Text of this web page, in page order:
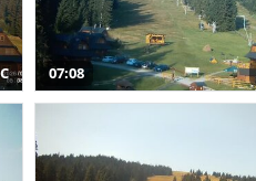
07:08